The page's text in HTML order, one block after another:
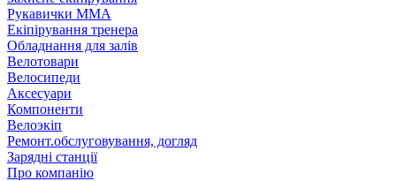
Рукавички ММА
Екіпірування тренера
Обладнання для залів
Велотовари
Велосипеди
Аксесуари
Компоненти
Велоэкіп
Ремонт.обслуговування, догляд
Зарядні станції
Про компанію